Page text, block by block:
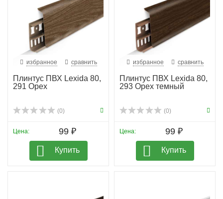
избранное сравнить
Плинтус ПВХ Lexida 80,
291 Орех
(0)
Цена: 99 ₽
Купить
избранное сравнить
Плинтус ПВХ Lexida 80,
293 Орех темный
(0)
Цена: 99 ₽
Купить